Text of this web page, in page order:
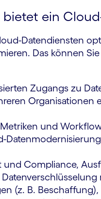
ein
Datendiensten
Das können
Zugangs zu
Organisationen
und
Compliance,
(z. B.